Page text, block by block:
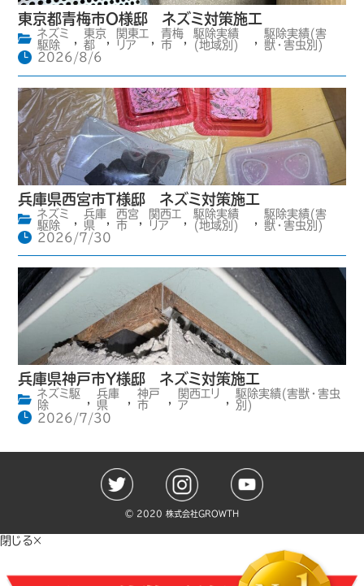
東京都青梅市O様邸 ネズミ対策施工
ネズミ
駆除
東京
都
関東エ
リア
青梅
市
駆除実績
(地域別)
駆除実績(害
獣・害虫別)
2026/8/6
兵庫県西宮市T様邸 ネズミ対策施工
ネズミ
駆除
兵庫
県
,
西宮
市
関西エ
リア
駆除実績
(地域別)
駆除実績(害
獣・害虫別)
2026/7/30
兵庫県神戸市Y様邸 ネズミ対策施工
ネズミ駆
除
,
兵庫
県
,
神戸
市
,
関西エリ
ア
,
駆除実績(害獣・害虫
別)
2026/7/30
©️ 2020 株式会社GROWTH
閉じる×